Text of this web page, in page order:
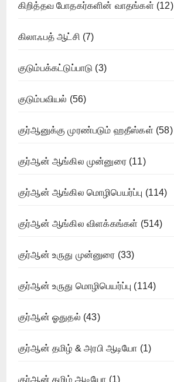
கிறித்தவ போதகர்களின் வாதங்கள் (12)
கிலாஃபத் ஆட்சி (7)
குடும்பக்கட்டுப்பாடு (3)
குடும்பவியல் (56)
குர்ஆனுக்கு முரண்படும் ஹதீஸ்கள் (58)
குர்ஆன் ஆங்கில முன்னுரை(11)
குர்ஆன் ஆங்கில மொழிபெயர்ப்பு (114)
குர்ஆன் ஆங்கில விளக்கங்கள் (514)
குர்ஆன் உருது முன்னுரை (33)
குர்ஆன் உருது மொழிபெயர்ப்பு (114)
குர்ஆன் ஓதுதல் (43)
குர்ஆன் தமிழ் & அரபி ஆடியோ (1)
குர்ஆன் தமிழ் ஆடியோ (1)